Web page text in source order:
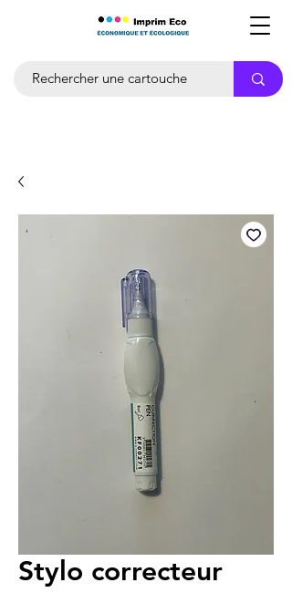
Stylo correcteur